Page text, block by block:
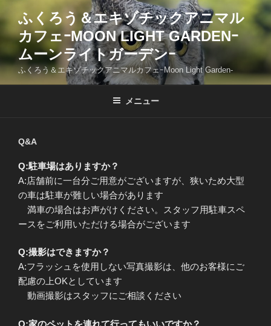
ン
テ
ツ
ふくろう＆エキゾチックアニマル
カフェｰMOON LIGHT GARDENｰ
ムーンライトガーデンｰ
ふくろう＆エキゾチックアニマルカフェｰMoon Light Garden-
メニュー
Q&A
Q:駐車場はありますか？
A:店舗前に一台分ご用意がございますが、狭いため大型
の車は駐車が難しい場合があります
満車の場合はお声がけください。スタッフ用駐車スペ
ースをご利用いただける場合がございます
Q:撮影はできますか？
A:フラッシュを使用しない写真撮影は、他のお客様にご
配慮の上OKとしています
動画撮影はスタッフにご相談ください
Q:家のペットを連れて行ってもいいですか？